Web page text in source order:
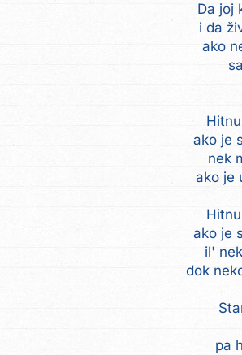
Da joj
i da
ako
ako je
nek
ako je
ako je
il'
dok
pa